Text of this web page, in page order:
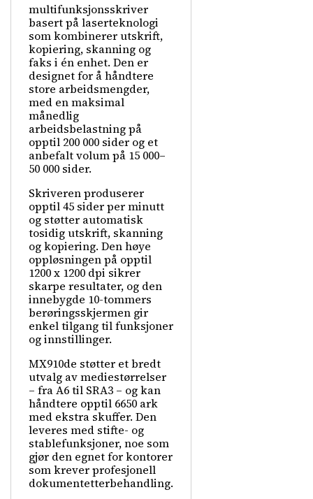
multifunksjonsskriver
basert på laserteknologi
som kombinerer utskrift,
kopiering, skanning og
faks i én enhet. Den er
designet for å håndtere
store arbeidsmengder,
med en maksimal
månedlig
arbeidsbelastning på
opptil 200 000 sider og et
anbefalt volum på 15 000–
50 000 sider.
Skriveren produserer
opptil 45 sider per minutt
og støtter automatisk
tosidig utskrift, skanning
og kopiering. Den høye
oppløsningen på opptil
1200 x 1200 dpi sikrer
skarpe resultater, og den
innebygde 10-tommers
berøringsskjermen gir
enkel tilgang til funksjoner
og innstillinger.
MX910de støtter et bredt
utvalg av mediestørrelser
– fra A6 til SRA3 – og kan
håndtere opptil 6650 ark
med ekstra skuffer. Den
leveres med stifte- og
stablefunksjoner, noe som
gjør den egnet for kontorer
som krever profesjonell
dokumentetterbehandling.